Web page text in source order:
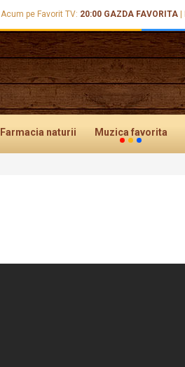
Acum pe Favorit TV: 20:00 GAZDA FAVORITA
Farmacia naturii Muzica favorita